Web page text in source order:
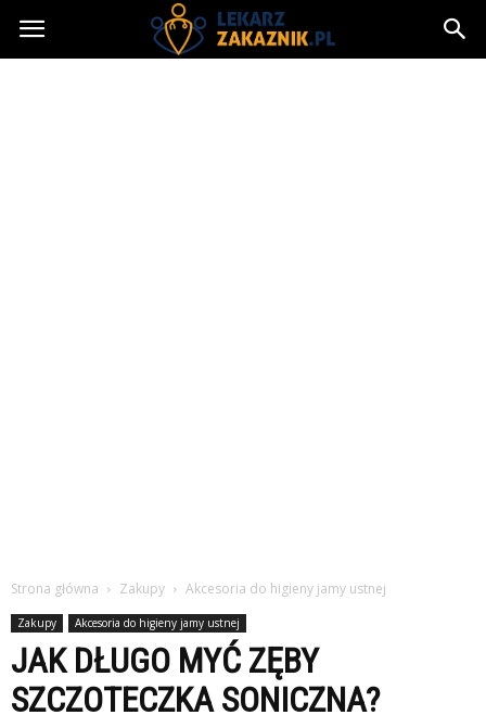
Lekarzzakaznik.pl
Strona główna Zakupy Akcesoria do higieny jamy ustnej
Zakupy Akcesoria do higieny jamy ustnej
JAK DŁUGO MYĆ ZĘBY
SZCZOTECZKA SONICZNA?